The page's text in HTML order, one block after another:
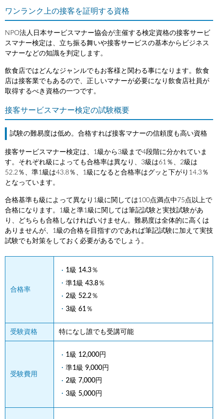
ワンランク上の接客を証明する資格
NPO法人日本サービスマナー協会が主催する検定資格の接客サービ
スマナー検定は、立ち振る舞いや接客サービスの基本からビジネス
マナーなどの知識を判定します。
飲食店ではどんなジャンルでもお客様と関わる事になります。飲食
店は接客業でもあるので、正しいマナーが必要になり飲食店社員が
取得するべき資格の一つです。
接客サービスマナー検定の試験概要
試験の難易度は低め。合格すれば接客マナーの信頼度も高い資格
接客サービスマナー検定は、1級から3級まで4段階に分かれていま
す。それぞれ級によっても合格率は異なり、3級は61％、2級は
52.2％、準1級は43.8％、1級になると合格率はグッと下がり14.3％
となっています。
合格基準も級によって異なり1級に関しては100点満点中75点以上で
合格になります。1級と準1級に関しては筆記試験と実技試験があ
り、どちらも合格しなければいけません。難易度は全体的に高くは
ありませんが、1級の合格を目指すのであれば筆記試験に加えて実技
試験でも対策をしておく必要があるでしょう。
合格率
1級 14.3％
準1級 43.8％
2級 52.2％
3級 61％
受験資格 特になし誰でも受講可能
受験費用
1級 12,000円
準1級 9,000円
2級 7,000円
3級 5,000円